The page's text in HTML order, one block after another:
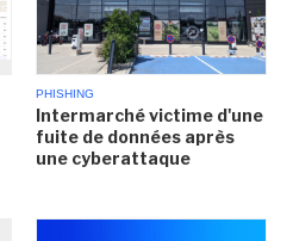
PHISHING
Intermarché victime d'une
fuite de données après
une cyberattaque